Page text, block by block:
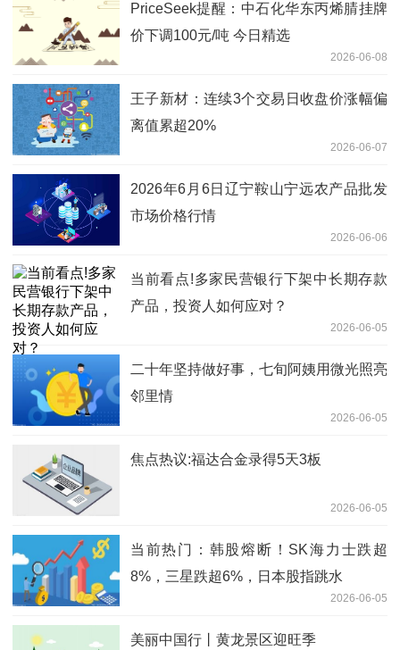
PriceSeek提醒：中石化华东丙烯腈挂牌
价下调100元/吨 今日精选
2026-06-08
王子新材：连续3个交易日收盘价涨幅偏
离值累超20%
2026-06-07
2026年6月6日辽宁鞍山宁远农产品批发
市场价格行情
2026-06-06
当前看点!多家民营银行下架中长期存款
产品，投资人如何应对？
2026-06-05
二十年坚持做好事，七旬阿姨用微光照亮
邻里情
2026-06-05
焦点热议:福达合金录得5天3板
2026-06-05
当前热门：韩股熔断！SK海力士跌超
8%，三星跌超6%，日本股指跳水
2026-06-05
美丽中国行丨黄龙景区迎旺季